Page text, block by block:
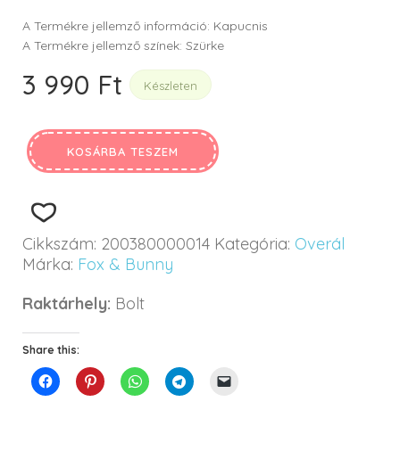
A Termékre jellemző információ: Kapucnis
A Termékre jellemző színek: Szürke
3 990 Ft Készleten
KOSÁRBA TESZEM
Cikkszám: 200380000014 Kategória: Overál
Márka: Fox & Bunny
Raktárhely: Bolt
Share this: